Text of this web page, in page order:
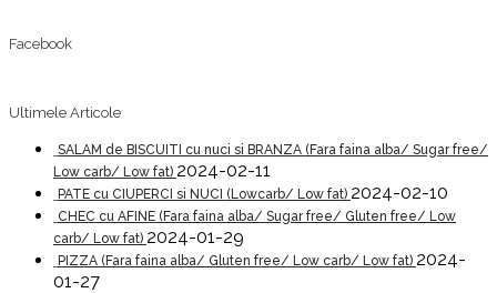
Facebook
Ultimele Articole
SALAM de BISCUITI cu nuci si BRANZA (Fara faina alba/ Sugar free/
Low carb/ Low fat) 2024-02-11
PATE cu CIUPERCI si NUCI (Lowcarb/ Low fat) 2024-02-10
CHEC cu AFINE (Fara faina alba/ Sugar free/ Gluten free/ Low
carb/ Low fat) 2024-01-29
PIZZA (Fara faina alba/ Gluten free/ Low carb/ Low fat) 2024-
01-27